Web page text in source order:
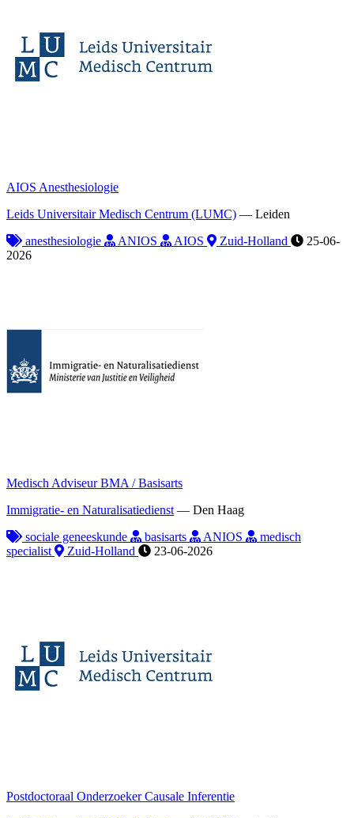
AIOS Anesthesiologie
Leids Universitair Medisch Centrum (LUMC) — Leiden
anesthesiologie
ANIOS AIOS Zuid-Holland
25-06-
2026
Medisch Adviseur BMA / Basisarts
Immigratie- en Naturalisatiedienst — Den Haag
sociale geneeskunde
basisarts ANIOS
medisch
specialist
Zuid-Holland 23-06-2026
Postdoctoraal Onderzoeker Causale Inferentie